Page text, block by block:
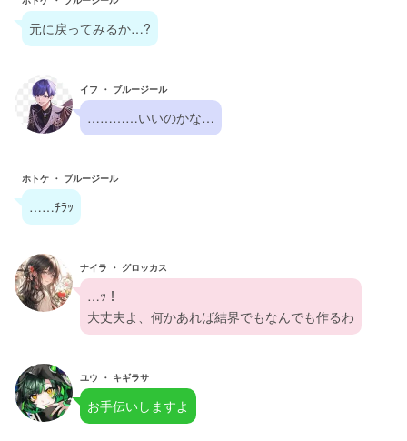
元に戻ってみるか…?
イフ ・ ブルージール
…………いいのかな…
ホトケ ・ ブルージール
……ﾁﾗｯ
ナイラ ・ グロッカス
…ｯ！
大丈夫よ、何かあれば結界でもなんでも作るわ
ユウ ・ キギラサ
お手伝いしますよ